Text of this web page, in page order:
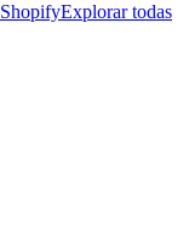
ShopifyExplorar todas